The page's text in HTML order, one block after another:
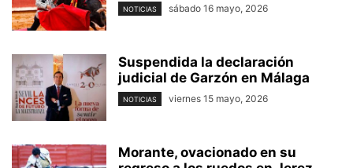
NOTICIAS sábado 16 mayo, 2026
Suspendida la declaración
judicial de Garzón en Málaga
NOTICIAS viernes 15 mayo, 2026
Morante, ovacionado en su